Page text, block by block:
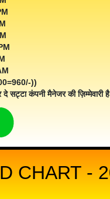
))
सट्टा कंपनी मैनेजर की ज़िम्मेवारी है
CHART -